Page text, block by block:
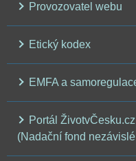
Provozovatel webu
Etický kodex
EMFA a
Portál
(Nadační fond